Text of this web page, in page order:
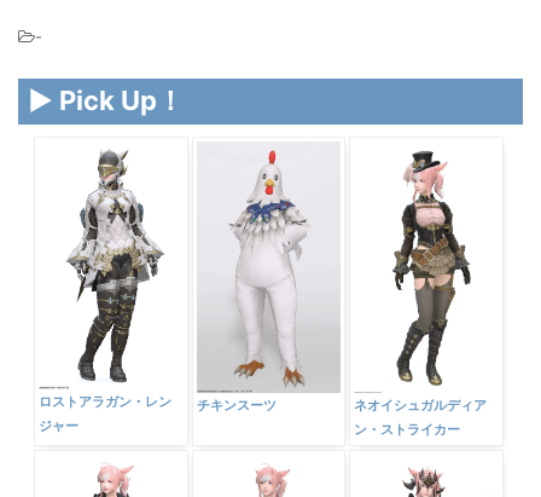
-
▶ Pick Up！
ロストアラガン・レン
ジャー
チキンスーツ
ネオイシュガルディア
ン・ストライカー